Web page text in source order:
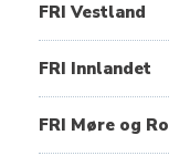
FRI Vestland
FRI Innlandet
FRI Møre og